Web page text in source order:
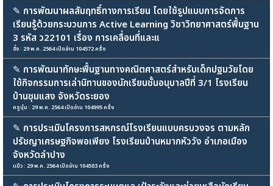
✎ การพัฒนาผลสัมฤทธิ์ทางการเรียน โดยใช้รูปแบบการจัดการ
เรียนรู้ด้วยกระบวนการ Active Learning วิชาวิทยาศาสตร์พื้นฐาน
3 รหัส ว22101 เรื่อง การเคลื่อนที่และแ
อั๋ง : 29 พ.ค. 2564 เปิดอ่าน 104572 ครั้ง
✎ การพัฒนาทักษะพื้นฐานทางคณิตศาสตร์สำหรับเด็กปฐมวัยโดย
ใช้กิจกรรมการเล่านิทานของนักเรียนชั้นอนุบาลปีที่ 3/1 โรงเรียน
บ้านชุมแสง จังหวัดระยอง
ครูบุ๋ม : 29 พ.ค. 2564 เปิดอ่าน 104995 ครั้ง
✎ การประเมินโครงการสหกรณ์โรงเรียนแบบครบวงจร ตามหลัก
ปรัชญาเศรษฐกิจพอเพียง โรงเรียนบ้านหมากหัววัง อำเภอเมือง
จังหวัดลำปาง
แป๋ว : 29 พ.ค. 2564 เปิดอ่าน 104503 ครั้ง